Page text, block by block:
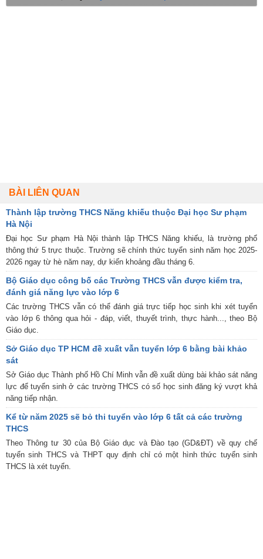
BÀI LIÊN QUAN
Thành lập trường THCS Năng khiếu thuộc Đại học Sư phạm
Hà Nội
Đại học Sư phạm Hà Nội thành lập THCS Năng khiếu, là trường phổ
thông thứ 5 trực thuộc. Trường sẽ chính thức tuyển sinh năm học 2025-
2026 ngay từ hè năm nay, dự kiến khoảng đầu tháng 6.
Bộ Giáo dục công bố các Trường THCS vẫn được kiểm tra,
đánh giá năng lực vào lớp 6
Các trường THCS vẫn có thể đánh giá trực tiếp học sinh khi xét tuyển
vào lớp 6 thông qua hỏi - đáp, viết, thuyết trình, thực hành..., theo Bộ
Giáo dục.
Sở Giáo dục TP HCM đề xuất vẫn tuyển lớp 6 bằng bài khảo
sát
Sở Giáo dục Thành phố Hồ Chí Minh vẫn đề xuất dùng bài khảo sát năng
lực để tuyển sinh ở các trường THCS có số học sinh đăng ký vượt khả
năng tiếp nhận.
Kể từ năm 2025 sẽ bỏ thi tuyển vào lớp 6 tất cả các trường
THCS
Theo Thông tư 30 của Bộ Giáo dục và Đào tạo (GD&ĐT) về quy chế
tuyển sinh THCS và THPT quy định chỉ có một hình thức tuyển sinh
THCS là xét tuyển.